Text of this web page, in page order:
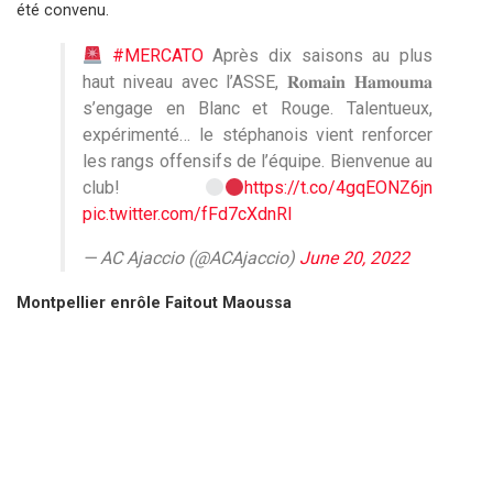
été convenu.
#MERCATOAprès dix saisons au plus
haut niveau avec l’ASSE, 𝐑𝐨𝐦𝐚𝐢𝐧 𝐇𝐚𝐦𝐨𝐮𝐦𝐚
s’engage en Blanc et Rouge. Talentueux,
expérimenté… le stéphanois vient renforcer
les rangs offensifs de l’équipe. Bienvenue au
club!
https://t.co/4gqEONZ6jn
pic.twitter.com/fFd7cXdnRI
— AC Ajaccio (@ACAjaccio) June 20, 2022
Montpellier enrôle Faitout Maoussa